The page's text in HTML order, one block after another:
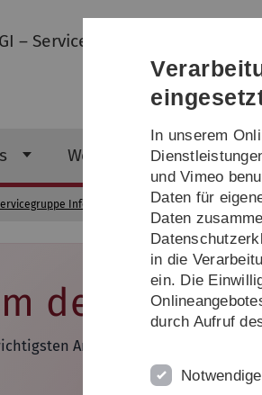
– Servicegruppe Informatik
Web-Services
Informatik SGI Team
der SGI
Ansprechpartnerinnen und
In unserem
und Vimeo
Daten für
Daten
in die
ein. Die
durch Aufruf